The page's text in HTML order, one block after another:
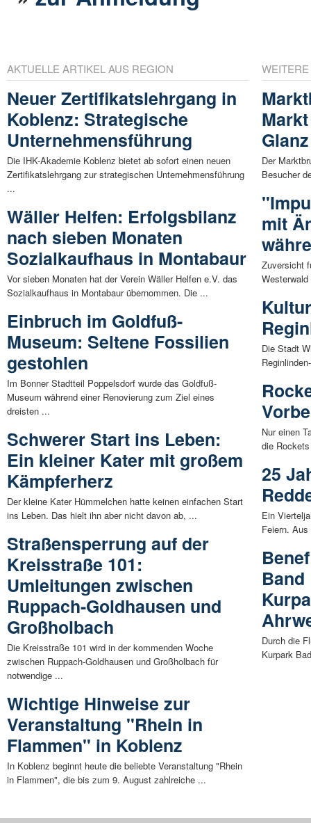
AKTUELLE ARTIKEL AUS REGION
Neuer Zertifikatslehrgang in
Koblenz: Strategische
Unternehmensführung
Die IHK-Akademie Koblenz bietet ab sofort einen neuen
Zertifikatslehrgang zur strategischen Unternehmensführung
...
Wäller Helfen: Erfolgsbilanz
nach sieben Monaten
Sozialkaufhaus in Montabaur
Vor sieben Monaten hat der Verein Wäller Helfen e.V. das
Sozialkaufhaus in Montabaur übernommen. Die ...
Einbruch im Goldfuß-
Museum: Seltene Fossilien
gestohlen
Im Bonner Stadtteil Poppelsdorf wurde das Goldfuß-
Museum während einer Renovierung zum Ziel eines
dreisten ...
Schwerer Start ins Leben:
Ein kleiner Kater mit großem
Kämpferherz
Der kleine Kater Hümmelchen hatte keinen einfachen Start
ins Leben. Das hielt ihn aber nicht davon ab, ...
Straßensperrung auf der
Kreisstraße 101:
Umleitungen zwischen
Ruppach-Goldhausen und
Großholbach
Die Kreisstraße 101 wird in der kommenden Woche
zwischen Ruppach-Goldhausen und Großholbach für
notwendige ...
Wichtige Hinweise zur
Veranstaltung "Rhein in
Flammen" in Koblenz
In Koblenz beginnt heute die beliebte Veranstaltung "Rhein
in Flammen", die bis zum 9. August zahlreiche ...
Glanz
Der
Besucher
mit
Zuversicht
Die Stadt
Nur einen
die
25
Ein
Feiern.
Durch die
Kurpark